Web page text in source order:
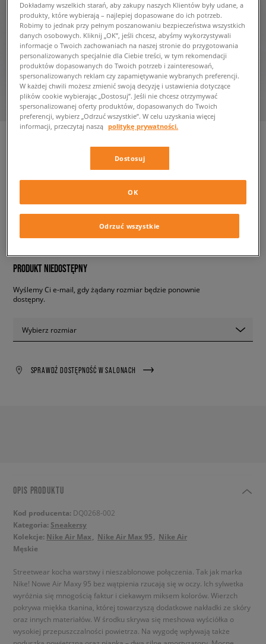
NIKE AIR MAX 95 SE
męskie, sneakersy
419,99 zł
PRODUKT NIEDOSTĘPNY
Wyślemy Ci e-mail, gdy żądany rozmiar będzie ponownie
dostępny.
Wybierz rozmiar
SPRAWDŹ DOSTĘPNOŚĆ W SALONACH
OPIS PRODUKTU
Kod producenta: DQ0268-002
Kategoria: Sneakersy
Kolekcje: Nike Air Max Nike Air Max 95
Nike Air
Męskie
Streetwear kocha warstwy i nieszablonowe połączenia. Tak jak marka
Nike! Nowe Air Maxy 95 bez wątpienia rzucają się w oczy. Ich sylwetka
wyróżnia się mnogością faktur i ciekawym miksem kolorów. Wierzch
pokrywa miękka tkanina, której towarzyszą dodatkowe nakładki ze skóry
oraz innych materiałów. W środku skrywa się meshowa wyściółka o
wysokiej przepuszczalności powietrza. Na wygodę wpływają także
Dokładamy wszelkich starań, aby zakupy naszych Klientów były udane, a
produkty, które wybierają – najlepiej dopasowane do ich potrzeb.
Robimy to jednak przy pełnym poszanowaniu bezpieczeństwa wszystkich
danych osobowych. Kliknij „OK”, jeśli chcesz, abyśmy wykorzystywali
informacje o Twoich zachowaniach na naszej stronie do przygotowania
personalizowanych specjalnie dla Ciebie treści, w tym rekomendacji
produktów dopasowanych do Twoich potrzeb i zainteresowań,
spersonalizowanych reklam czy zapamiętywanie wybranych preferencji.
W każdej chwili możesz zmienić swoją decyzję i ustawienia dotyczące
plików cookie wybierając „Dostosuj”. Jeśli nie chcesz otrzymywać
spersonalizowanej oferty produktów, dopasowanych do Twoich
preferencji, wybierz „Odrzuć wszystkie”. W celu uzyskania więcej
informacji, przeczytaj naszą politykę prywatności.
Dostosuj
Odrzuć wszystkie
OK